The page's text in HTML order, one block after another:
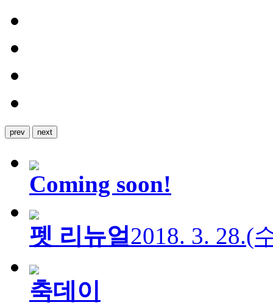
prev next
Coming soon!
펫 리뉴얼2018. 3. 28.(
축데이